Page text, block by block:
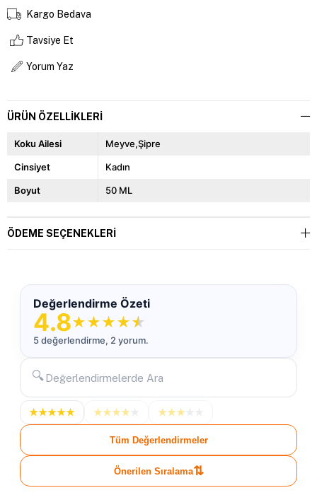
Kargo Bedava
Tavsiye Et
Yorum Yaz
ÜRÜN ÖZELLIKLERI
Koku Ailesi Meyve,Şipre
Cinsiyet Kadın
Boyut 50 ML
ÖDEME SEÇENEKLERI
Değerlendirme Özeti
4.8★★★★★
5 değerlendirme, 2 yorum.
🔍
★★★★★ ★★★★ ★★★
Tüm Değerlendirmeler
Önerilen Sıralama⇅